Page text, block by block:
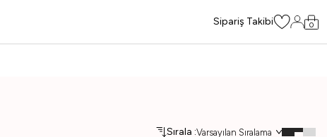
Sipariş Takibi 0
Sırala :